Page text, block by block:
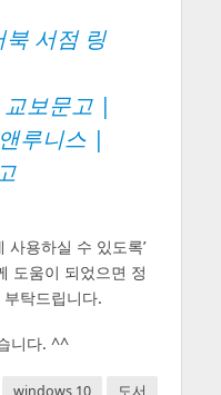
북 서점 링
교보문고 |
루니스|
사용하실 수 있도록’
도움이 되었으면 정
탁드립니다.
니다. ^^